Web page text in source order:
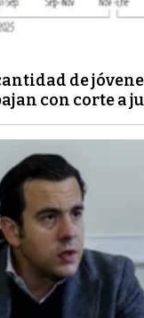
de
con corte a